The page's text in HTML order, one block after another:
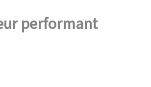
performant